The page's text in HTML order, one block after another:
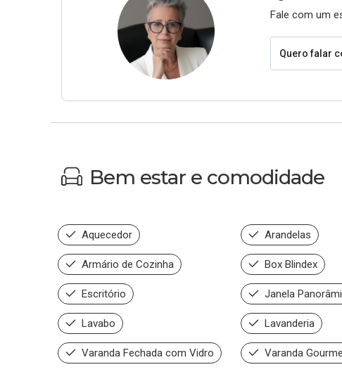
Fale com um
Quero falar
Bem estar e comodidade
Aquecedor Arandelas
Armário de Cozinha Box Blindex
Escritório Janela
Lavabo Lavanderia
Varanda Fechada com Vidro Varanda